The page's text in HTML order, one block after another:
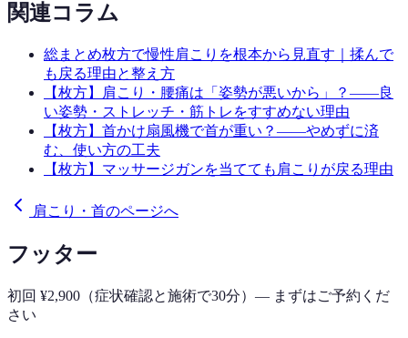
関連コラム
総まとめ枚方で慢性肩こりを根本から見直す｜揉んで
も戻る理由と整え方
【枚方】肩こり・腰痛は「姿勢が悪いから」？——良
い姿勢・ストレッチ・筋トレをすすめない理由
【枚方】首かけ扇風機で首が重い？——やめずに済
む、使い方の工夫
【枚方】マッサージガンを当てても肩こりが戻る理由
肩こり・首のページへ
フッター
初回 ¥2,900（症状確認と施術で30分）— まずはご予約くだ
さい